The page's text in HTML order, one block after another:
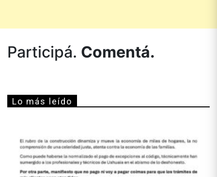
Participá. Comentá.
Lo más leído